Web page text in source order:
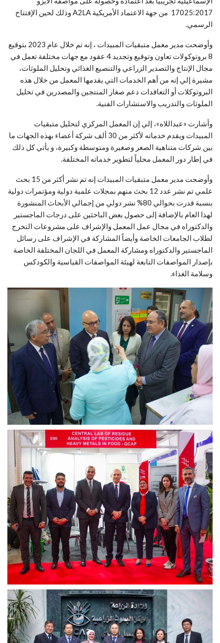
17025:2017 من جهة الاعتماد الأمريكية A2LA وذلك لحين الإفتتاح
الرسمي.
وأوضحت مدير معمل متبقيات المبيدات ، إنه تم خلال عام 2023 بتوقيع
8 بروتوكولات تعاون وتوقيع وتجديد 4 عقود مع جهات مختلفة تعمل في
مجال الإنتاج والتصدير الزراعي والتنصيع الغذائي وتحليل الملوثات،
مشيرة إلي إنه من أهم الخدمات التي يقدمها المعمل من خلال هذه
البروتوكلات أو التعاقدات دعم صغار المنتجين والمصدرين في تحليل
الملوثات والتدريب والاستشارات الفنية.
وأشارت «عبداللاه»، إلي إن المعمل المركزي لتحليل متبقيات
المبيدات ويقدم خدماته لأكثر من 30 ألف شركة أعضاء بهذه الجهات ما
بين شركات متناهية الصغر وصغيرة ومتوسطة وكبيرة، و يأتي كل ذلك
في إطار دور المعمل محلياً لتطوير خدماته المختلفة.
وأوضحت مدير معمل متبقيات المبيدات إنه تم نشر أكثر من 15 بحث
علمي تم نشر عدد 12 بحث منهم بمجلات علمية دولية ومؤتمرات دولية
بنسبة قدرت بحوالي 80% نشر دولي من إجمالي الأبحاث المنشورة
لهذا العام بالإضافة إلى حصول بعض الباحثين على درجات الماجستير
والدكتوراه في مجال عمل المعمل والإشراف على مشروعات التخرج
لطلاب الجامعات الخاصة وأيضاً المشاركة في الإشراف على رسائل
الماجستير والدكتوراه ومشاركة المعمل في اللجان المختلفة الخاصة
بإصدار المواصفات التابعة لهيئة المواصفات القياسية والكودكس
وسلامة الغذاء.